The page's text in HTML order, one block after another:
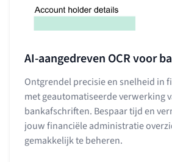
AI-aangedreven OCR voor
Ontgrendel precisie en snelheid in
met geautomatiseerde verwerking
bankafschriften. Bespaar tijd en
jouw financiële administratie
gemakkelijk te beheren.